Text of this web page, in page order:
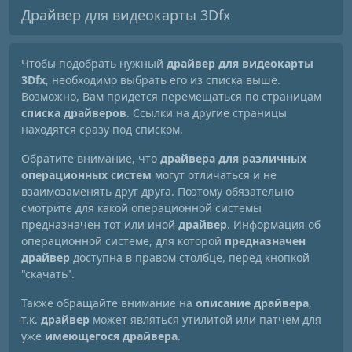
Драйвер для видеокарты 3Dfx
Чтобы подобрать нужный драйвер для видеокарты
3Dfx, необходимо выбрать его из списка выше.
Возможно, Вам придется перемещаться по страницам
списка драйверов. Ссылки на другие страницы
находятся сразу под списком.
Обратите внимание, что драйвера для различных
операционных систем могут отличаться и не
взаимозаменять друг друга. Поэтому обязательно
смотрите для какой операционной системы
предназначен тот или иной драйвер. Информация об
операционной системе, для которой предназначен
драйвер доступна в правом столбце, перед кнопкой
"скачать".
Также обращайте внимание на описание драйвера,
т.к. драйвер может являться утилитой или патчем для
уже имеющегося драйвера.